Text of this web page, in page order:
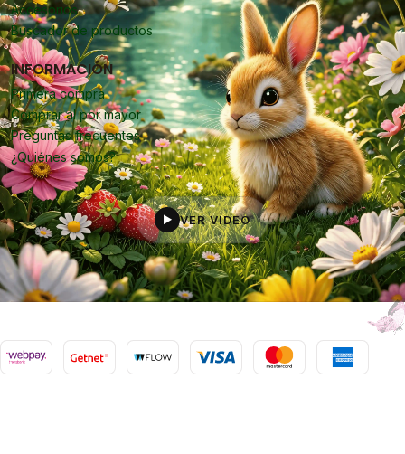
Accesorios
Buscador de productos
INFORMACIÓN
Primera compra
Comprar al por mayor
Preguntas frecuentes
¿Quiénes somos?
▶ VER VIDEO